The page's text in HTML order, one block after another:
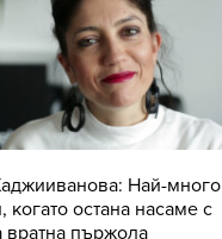
Най-много
когато остана насаме с
вратна пържола